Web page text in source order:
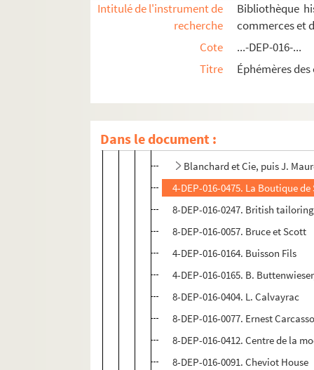
Intitulé de l'instrument de
recherche
Bibliothèque
commerces et
Cote
...-DEP-016-...
Titre
Éphémères
Dans le document :
1-DEP-016-0037. A. Allègre et
8-DEP-016-0414. Anatole
4-DEP-016-0167. Bernard et Cie
Blanchard et Cie, puis J.
4-DEP-016-0475. La Boutique
8-DEP-016-0247. British
8-DEP-016-0057. Bruce et Scott
4-DEP-016-0164. Buisson Fils
4-DEP-016-0165. B.
8-DEP-016-0404. L. Calvayrac
8-DEP-016-0077. Ernest
8-DEP-016-0412. Centre de la
8-DEP-016-0091. Cheviot House